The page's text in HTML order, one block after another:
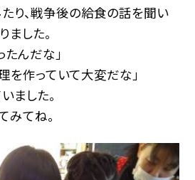
り、戦争後の給食の話を聞い
ました。
たんだな」
を作っていて大変だな」
ました。
みてね。